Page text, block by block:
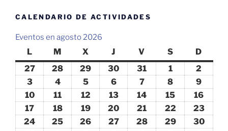
CALENDARIO DE ACTIVIDADES
Eventos en agosto 2026
Llunes M martes
Xmiércoles
J juevesV viernes
Ssábado
D
2727
2026
28
2026
29
2026
30
2026
31
2026
11
agosto,
2026
2
2026
33
agosto,
2026
44
agosto,
2026
55
agosto,
2026
66
agosto,
2026
77
agosto,
2026
8
agosto,
2026
9
2026
1010
agosto,
2026
11
agosto,
2026
12
agosto,
2026
1313
agosto,
2026
14
agosto,
2026
15
agosto,
2026
16
2026
17
agosto,
1818
agosto,
1919
agosto,
20
agosto,
21
agosto,
22
agosto,
2323
24 25 26 2727
2828
2929
3030